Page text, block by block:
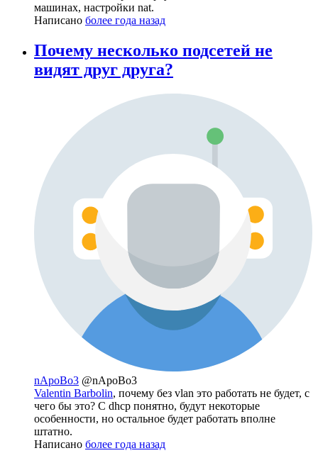
машинах, настройки nat.
Написано более года назад
Почему несколько подсетей не
видят друг друга?
nApoBo3 @nApoBo3
Valentin Barbolin, почему без vlan это работать не будет, с
чего бы это? С dhcp понятно, будут некоторые
особенности, но остальное будет работать вполне
штатно.
Написано более года назад